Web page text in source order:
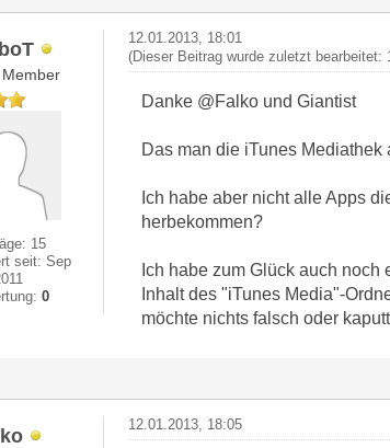
15
seit: Sep
0
12.01.2013, 18:01
(Dieser Beitrag wurde zuletzt bearbeitet:
Danke @Falko und Giantist
Das man die iTunes
Ich habe aber nicht alle Apps
herbekommen?
Ich habe zum Glück auch
Inhalt des "iTunes Media"-
möchte nichts falsch oder
12.01.2013, 18:05